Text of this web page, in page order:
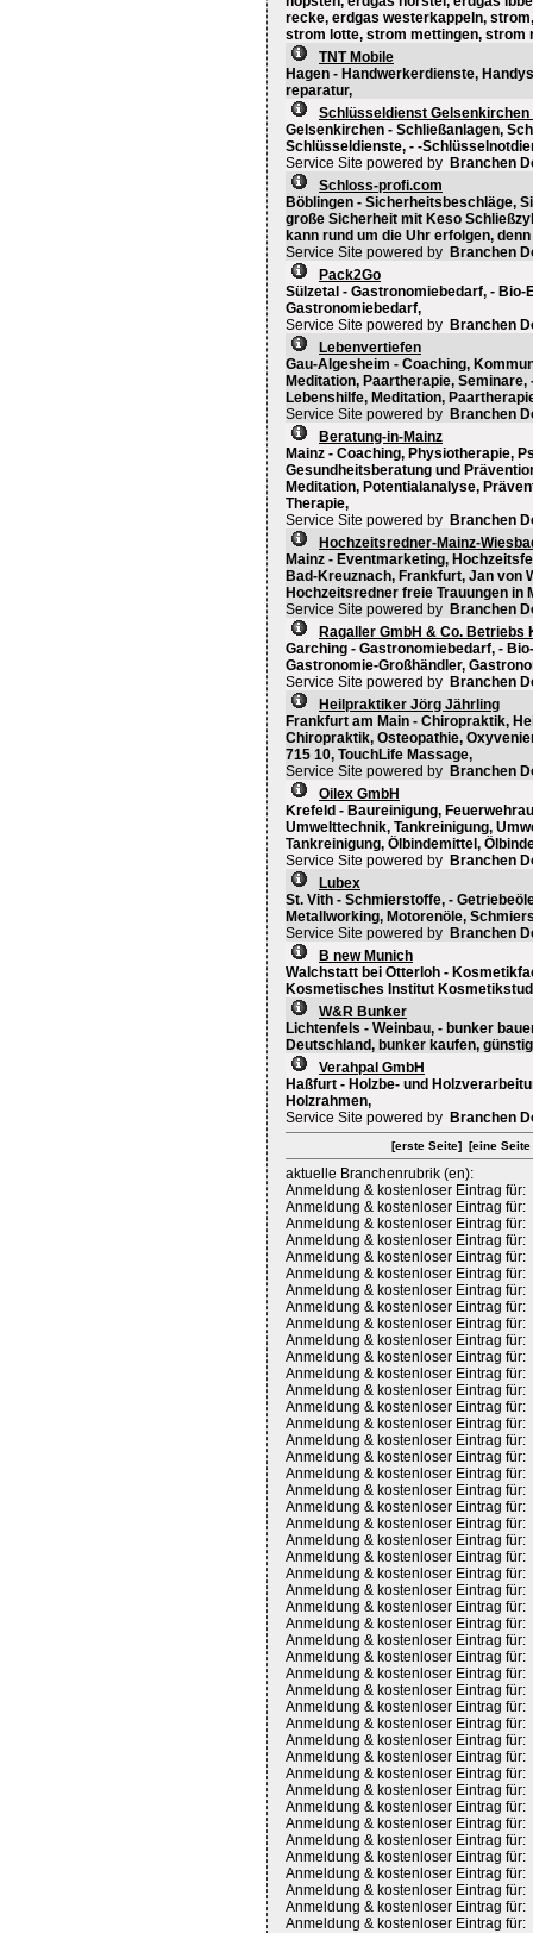
recke, erdgas westerkappeln,
strom lotte, strom mettingen, strom
TNT Mobile
Hagen - Handwerkerdienste,
reparatur,
Schlüsseldienst Gelsenkirchen
Gelsenkirchen - Schließanlagen,
Schlüsseldienste, - -
Service Site powered by Branchen
Schloss-profi.com
Böblingen - Sicherheitsbeschläge,
große Sicherheit mit Keso
kann rund um die Uhr erfolgen,
Service Site powered by Branchen
Pack2Go
Sülzetal - Gastronomiebedarf, -
Gastronomiebedarf,
Service Site powered by Branchen
Lebenvertiefen
Gau-Algesheim - Coaching,
Meditation, Paartherapie,
Lebenshilfe, Meditation,
Service Site powered by Branchen
Beratung-in-Mainz
Mainz - Coaching, Physiotherapie,
Gesundheitsberatung und
Meditation, Potentialanalyse,
Therapie,
Service Site powered by Branchen
Hochzeitsredner-Mainz-
Mainz - Eventmarketing,
Bad-Kreuznach, Frankfurt, Jan von
Hochzeitsredner freie Trauungen in
Service Site powered by Branchen
Ragaller GmbH & Co. Betriebs
Garching - Gastronomiebedarf, -
Gastronomie-Großhändler,
Service Site powered by Branchen
Heilpraktiker Jörg Jährling
Frankfurt am Main - Chiropraktik,
Chiropraktik, Osteopathie,
715 10, TouchLife Massage,
Service Site powered by Branchen
Oilex GmbH
Krefeld - Baureinigung,
Umwelttechnik, Tankreinigung,
Tankreinigung, Ölbindemittel,
Service Site powered by Branchen
Lubex
St. Vith - Schmierstoffe, -
Metallworking, Motorenöle,
Service Site powered by Branchen
B new Munich
Walchstatt bei Otterloh -
Kosmetisches Institut
W&R Bunker
Lichtenfels - Weinbau, - bunker
Deutschland, bunker kaufen,
Verahpal GmbH
Haßfurt - Holzbe- und
Holzrahmen,
Service Site powered by Branchen
[erste Seite] [eine
aktuelle Branchenrubrik (en):
Anmeldung & kostenloser Eintrag für:
Anmeldung & kostenloser Eintrag für:
Anmeldung & kostenloser Eintrag für:
Anmeldung & kostenloser Eintrag für:
Anmeldung & kostenloser Eintrag für:
Anmeldung & kostenloser Eintrag für:
Anmeldung & kostenloser Eintrag für:
Anmeldung & kostenloser Eintrag für:
Anmeldung & kostenloser Eintrag für:
Anmeldung & kostenloser Eintrag für:
Anmeldung & kostenloser Eintrag für:
Anmeldung & kostenloser Eintrag für:
Anmeldung & kostenloser Eintrag für:
Anmeldung & kostenloser Eintrag für:
Anmeldung & kostenloser Eintrag für:
Anmeldung & kostenloser Eintrag für:
Anmeldung & kostenloser Eintrag für:
Anmeldung & kostenloser Eintrag für:
Anmeldung & kostenloser Eintrag für:
Anmeldung & kostenloser Eintrag für:
Anmeldung & kostenloser Eintrag für:
Anmeldung & kostenloser Eintrag für:
Anmeldung & kostenloser Eintrag für:
Anmeldung & kostenloser Eintrag für:
Anmeldung & kostenloser Eintrag für:
Anmeldung & kostenloser Eintrag für:
Anmeldung & kostenloser Eintrag für:
Anmeldung & kostenloser Eintrag für:
Anmeldung & kostenloser Eintrag für:
Anmeldung & kostenloser Eintrag für:
Anmeldung & kostenloser Eintrag für:
Anmeldung & kostenloser Eintrag für:
Anmeldung & kostenloser Eintrag für:
Anmeldung & kostenloser Eintrag für:
Anmeldung & kostenloser Eintrag für:
Anmeldung & kostenloser Eintrag für:
Anmeldung & kostenloser Eintrag für:
Anmeldung & kostenloser Eintrag für:
Anmeldung & kostenloser Eintrag für:
Anmeldung & kostenloser Eintrag für:
Anmeldung & kostenloser Eintrag für:
Anmeldung & kostenloser Eintrag für:
Anmeldung & kostenloser Eintrag für:
Anmeldung & kostenloser Eintrag für:
Anmeldung & kostenloser Eintrag für: